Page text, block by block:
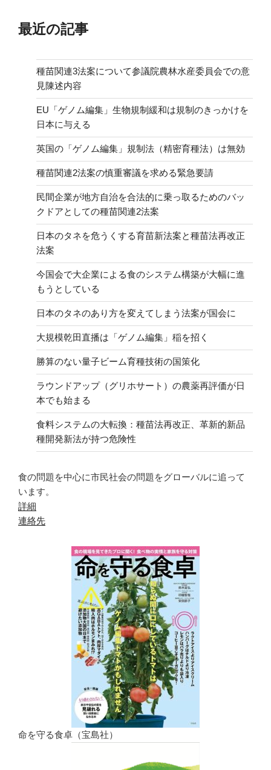
最近の記事
種苗関連3法案について参議院農林水産委員会での意
見陳述内容
EU「ゲノム編集」生物規制緩和は規制のきっかけを
日本に与える
英国の「ゲノム編集」規制法（精密育種法）は無効
種苗関連2法案の慎重審議を求める緊急要請
民間企業が地方自治を合法的に乗っ取るためのバッ
クドアとしての種苗関連2法案
日本のタネを危うくする育苗新法案と種苗法再改正
法案
今国会で大企業による食のシステム構築が大幅に進
もうとしている
日本のタネのあり方を変えてしまう法案が国会に
大規模乾田直播は「ゲノム編集」稲を招く
勝算のない量子ビーム育種技術の国策化
ラウンドアップ（グリホサート）の農薬再評価が日
本でも始まる
食料システムの大転換：種苗法再改正、革新的新品
種開発新法が持つ危険性
食の問題を中心に市民社会の問題をグローバルに追って
います。
詳細
連絡先
命を守る食卓（宝島社）